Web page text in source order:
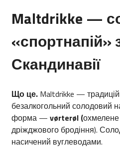
Maltdrikke —
«спортнапій»
Скандинавії
Що це. Maltdrikke —
безалкогольний солодовий
форма — vørterøl (
дріжджового бродіння).
насичений вуглеводами.